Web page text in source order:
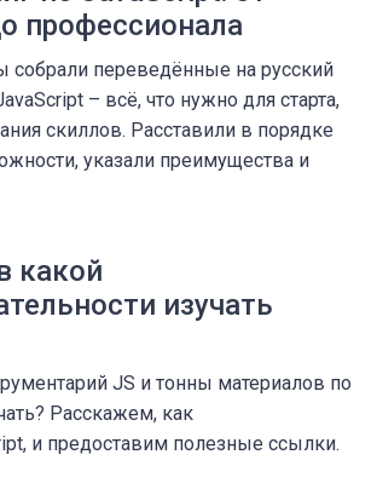
профессионала
собрали переведённые на русский
– всё, что нужно для старта,
скиллов. Расставили в порядке
указали преимущества и
какой
изучать
JS и тонны материалов по
Расскажем, как
и предоставим полезные ссылки.